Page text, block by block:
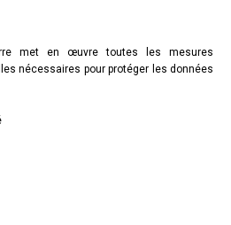
met en œuvre toutes les mesures
nécessaires pour protéger les données